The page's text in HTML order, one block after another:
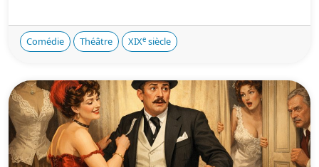
Comédie Théâtre XIXe siècle